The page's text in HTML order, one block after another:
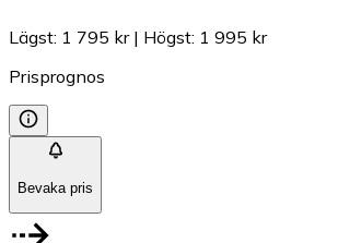
Lägst: 1 795 kr| Högst: 1 995 kr
Prisprognos
Bevaka pris